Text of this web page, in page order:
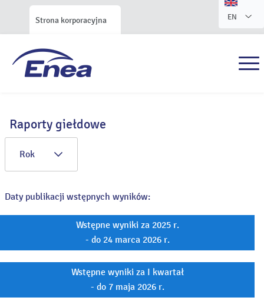
Strona korporacyjna EN
Raporty giełdowe
Rok
Daty publikacji wstępnych wyników:
Wstępne wyniki za 2025 r.
- do 24 marca 2026 r.
Wstępne wyniki za I kwartał
- do 7 maja 2026 r.